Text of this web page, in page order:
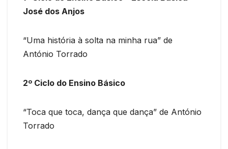
José dos Anjos
“Uma história à solta na minha rua” de
António Torrado
2º Ciclo do Ensino Básico
“Toca que toca, dança que dança” de António
Torrado